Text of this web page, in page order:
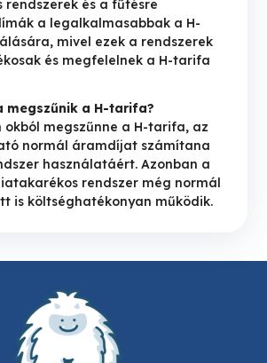
rendszerek és a fűtésre
a legalkalmasabbak a H-
mivel ezek a rendszerek
és megfelelnek a H-tarifa
megszűnik a H-tarifa?
okból megszűnne a H-tarifa, az
normál áramdíjat számítana
használatáért. Azonban a
rendszer még normál
is költséghatékonyan működik.